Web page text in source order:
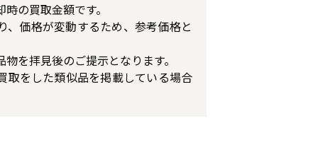
の買取金額です。
、価格が変動するため、参考価格と
を拝見後のご提示となります。
取をした類似品を掲載している場合